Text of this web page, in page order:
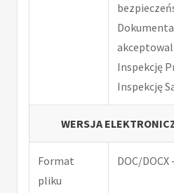
Inspekcję
Inspekcję
WERSJA
Format
pliku
DOC/DOCX